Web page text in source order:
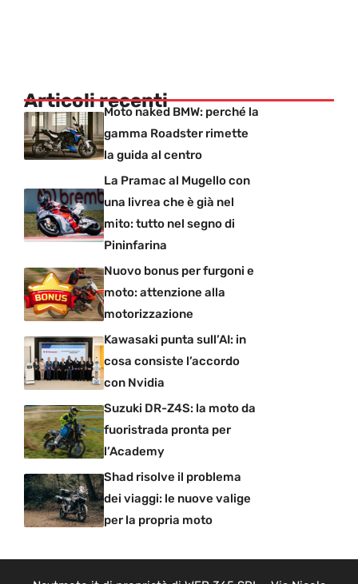
Articoli recentiMoto naked BMW: perché la
gamma Roadster rimette
la guida al centro
La Pramac al Mugello con
una livrea che è già nel
mito: tutto nel segno di
Pininfarina
Nuovo bonus per furgoni e
moto: attenzione alla
motorizzazione
Kawasaki punta sull’AI: in
cosa consiste l’accordo
con Nvidia
Suzuki DR-Z4S: la moto da
fuoristrada pronta per
l’Academy
Shad risolve il problema
dei viaggi: le nuove valige
per la propria moto